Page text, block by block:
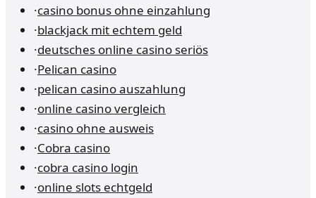
·casino bonus ohne einzahlung
·blackjack mit echtem geld
·deutsches online casino seriös
·Pelican casino
·pelican casino auszahlung
·online casino vergleich
·casino ohne ausweis
·Cobra casino
·cobra casino login
·online slots echtgeld